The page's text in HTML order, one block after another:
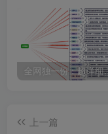
全网独一份：超详细
上一篇